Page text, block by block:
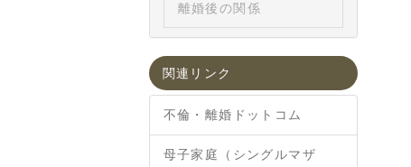
離婚後の関係
関連リンク
不倫・離婚ドットコム
母子家庭（シングルマザ